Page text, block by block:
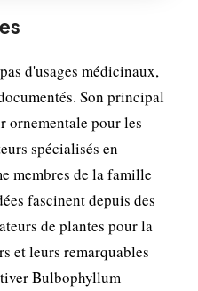
d'usages médicinaux,
Son principal
ornementale pour les
spécialisés en
membres de la famille
fascinent depuis des
de plantes pour la
et leurs remarquables
Bulbophyllum